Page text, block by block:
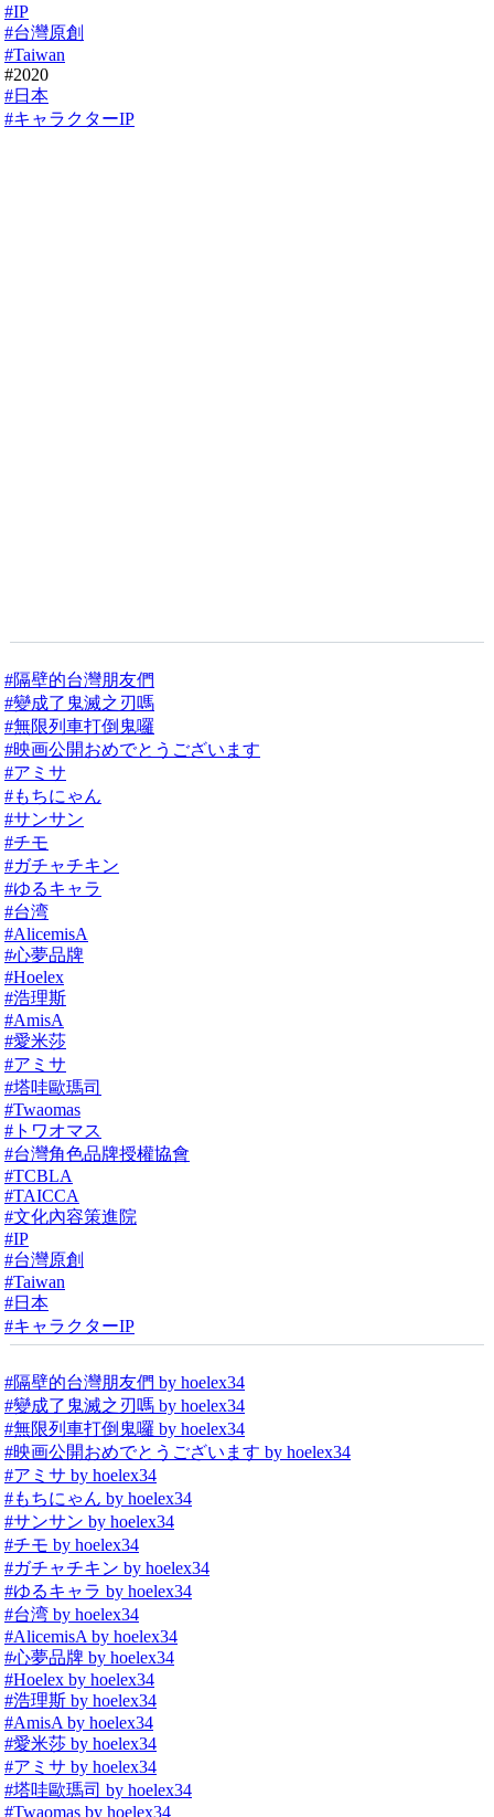
#IP
#台灣原創
#Taiwan
#2020
#日本
#キャラクターIP
#隔壁的台灣朋友們
#變成了鬼滅之刃嗎
#無限列車打倒鬼囉
#映画公開おめでとうございます
#アミサ
#もちにゃん
#サンサン
#チモ
#ガチャチキン
#ゆるキャラ
#台湾
#AlicemisA
#心夢品牌
#Hoelex
#浩理斯
#AmisA
#愛米莎
#アミサ
#塔哇歐瑪司
#Twaomas
#トワオマス
#台灣角色品牌授權協會
#TCBLA
#TAICCA
#文化內容策進院
#IP
#台灣原創
#Taiwan
#日本
#キャラクターIP
#隔壁的台灣朋友們 by hoelex34
#變成了鬼滅之刃嗎 by hoelex34
#無限列車打倒鬼囉 by hoelex34
#映画公開おめでとうございます by hoelex34
#アミサ by hoelex34
#もちにゃん by hoelex34
#サンサン by hoelex34
#チモ by hoelex34
#ガチャチキン by hoelex34
#ゆるキャラ by hoelex34
#台湾 by hoelex34
#AlicemisA by hoelex34
#心夢品牌 by hoelex34
#Hoelex by hoelex34
#浩理斯 by hoelex34
#AmisA by hoelex34
#愛米莎 by hoelex34
#アミサ by hoelex34
#塔哇歐瑪司 by hoelex34
#Twaomas by hoelex34